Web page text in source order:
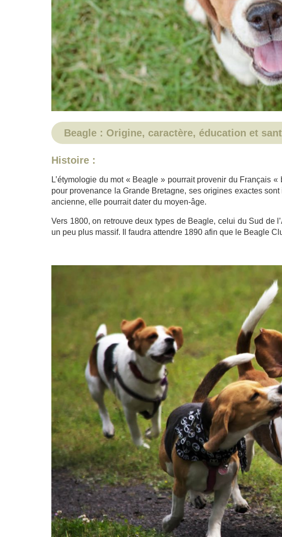
Beagle : Origine, caractère, éducation et
Histoire :
L’étymologie du mot « Beagle » pourrait provenir du Français
pour provenance la Grande Bretagne, ses origines exactes
ancienne, elle pourrait dater du moyen-âge.
Vers 1800, on retrouve deux types de Beagle, celui du Sud de
un peu plus massif. Il faudra attendre 1890 afin que le Beagle